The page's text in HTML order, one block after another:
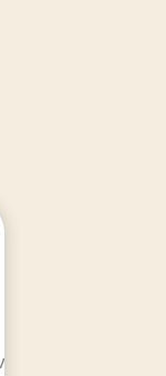
régi... .
des réseaux de